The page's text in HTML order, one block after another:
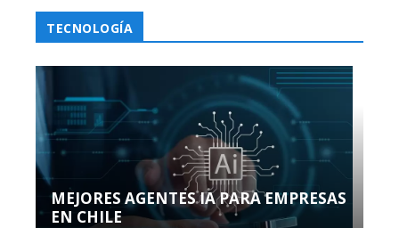
TECNOLOGÍA
MEJORES AGENTES IA PARA EMPRESAS
EN CHILE